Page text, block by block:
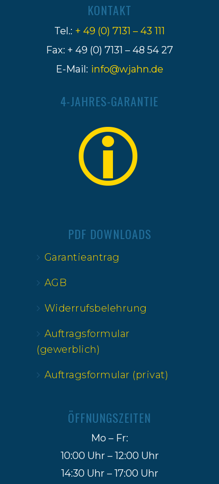
KONTAKT
Tel.: + 49 (0) 7131 – 43 111
Fax: + 49 (0) 7131 – 48 54 27
E-Mail: info@wjahn.de
4-JAHRES-GARANTIE
PDF DOWNLOADS
Garantieantrag
AGB
Widerrufsbelehrung
Auftragsformular
(gewerblich)
Auftragsformular (privat)
ÖFFNUNGSZEITEN
Mo – Fr:
10:00 Uhr – 12:00 Uhr
14:30 Uhr – 17:00 Uhr